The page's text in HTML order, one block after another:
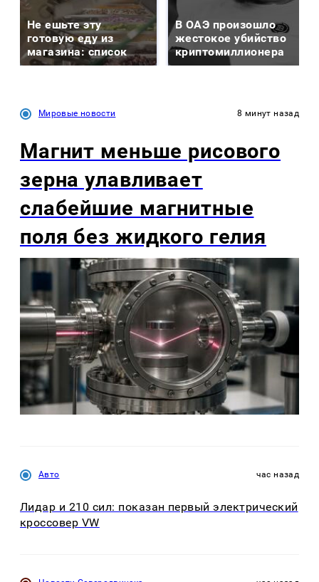
Не ешьте эту
готовую еду из
магазина: список
В ОАЭ произошло
жестокое убийство
криптомиллионера
Мировые новости 8 минут назад
Магнит меньше рисового
зерна улавливает
слабейшие магнитные
поля без жидкого гелия
Авто час назад
Лидар и 210 сил: показан первый электрический
кроссовер VW